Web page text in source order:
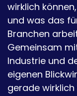
wirklich
und was das
Branchen
Gemeinsam
Industrie und
eigenen
gerade